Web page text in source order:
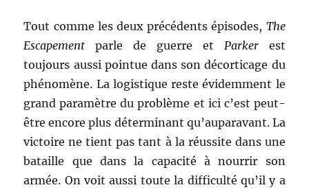
Tout comme les deux précédents épisodes, The
Escapement parle de guerre et Parkerest
toujours aussi pointue dans son décorticage du
phénomène. La logistique reste évidemment le
grand paramètre du problème et ici c’est peut-
être encore plus déterminant qu’auparavant. La
victoire ne tient pas tant à la réussite dans une
bataille que dans la capacité à nourrir son
armée. On voit aussi toute la difficulté qu’il y a